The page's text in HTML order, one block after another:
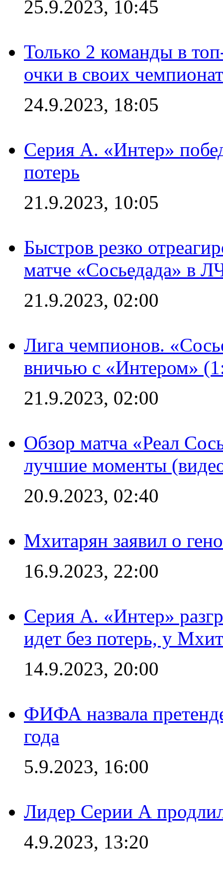
25.9.2023, 10:45
Только 2 команды в
очки в своих
24.9.2023, 18:05
Серия А. «Интер»
потерь
21.9.2023, 10:05
Быстров резко
матче «Сосьедада» в
21.9.2023, 02:00
Лига чемпионов.
вничью с «Интером»
21.9.2023, 02:00
Обзор матча «Реал
лучшие моменты
20.9.2023, 02:40
Мхитарян заявил о
16.9.2023, 22:00
Серия А. «Интер»
идет без потерь, у
14.9.2023, 20:00
ФИФА назвала
года
5.9.2023, 16:00
Лидер Серии А
4.9.2023, 13:20